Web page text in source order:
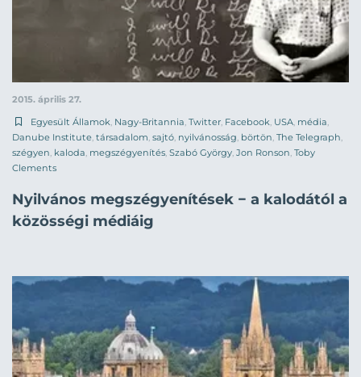
2015. április 27.
Egyesült Államok, Nagy-Britannia, Twitter, Facebook, USA, média,
Danube Institute, társadalom, sajtó, nyilvánosság, börtön, The Telegraph,
szégyen, kaloda, megszégyenítés, Szabó György, Jon Ronson, Toby
Clements
Nyilvános megszégyenítések − a kalodától a
közösségi médiáig